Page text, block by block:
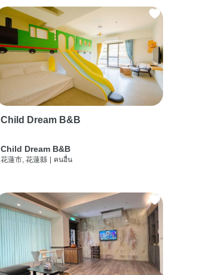
Child Dream B&B
Child Dream B&B
花蓮市, 花蓮縣 | คนอื่น